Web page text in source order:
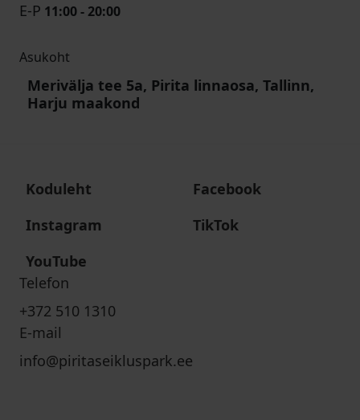
E-P 11:00 - 20:00
Asukoht
Merivälja tee 5a, Pirita linnaosa, Tallinn,
Harju maakond
Koduleht
Facebook
Instagram
TikTok
YouTube
Telefon
+372 510 1310
E-mail
info@piritaseikluspark.ee